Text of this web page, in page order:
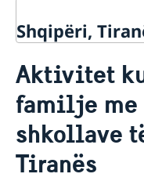
Shqipëri,
Rreth nesh
Ambasador
Aktuale
Lajme
Kalendari i
Aktivitet
familje
shkollave
Tiranës